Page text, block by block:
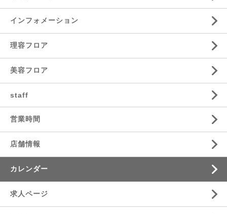
インフォメーション
理容フロア
美容フロア
staff
営業時間
店舗情報
カレンダー
求人ページ